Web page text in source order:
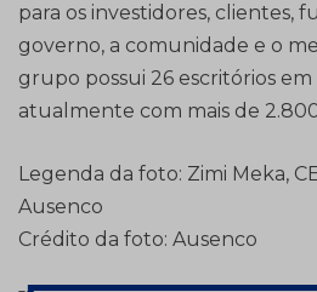
para os investidores, clientes,
governo, a comunidade e o
grupo possui 26 escritórios em
atualmente com mais de
Legenda da foto: Zimi Meka,
Ausenco
Crédito da foto: Ausenco